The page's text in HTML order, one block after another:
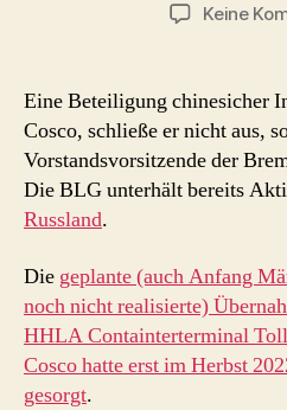
Keine
Eine Beteiligung chinesicher
Cosco, schließe er nicht aus,
Vorstandsvorsitzende der
Die BLG unterhält bereits
Russland.
Die geplante (auch Anfang
noch nicht realisierte)
HHLA Containterterminal
Cosco hatte erst im Herbst
gesorgt.